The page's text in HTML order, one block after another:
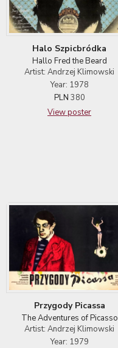
Halo Szpicbródka
Hallo Fred the Beard
Artist: Andrzej Klimowski
Year: 1978
PLN 380
View poster
Przygody Picassa
The Adventures of Picasso
Artist: Andrzej Klimowski
Year: 1979